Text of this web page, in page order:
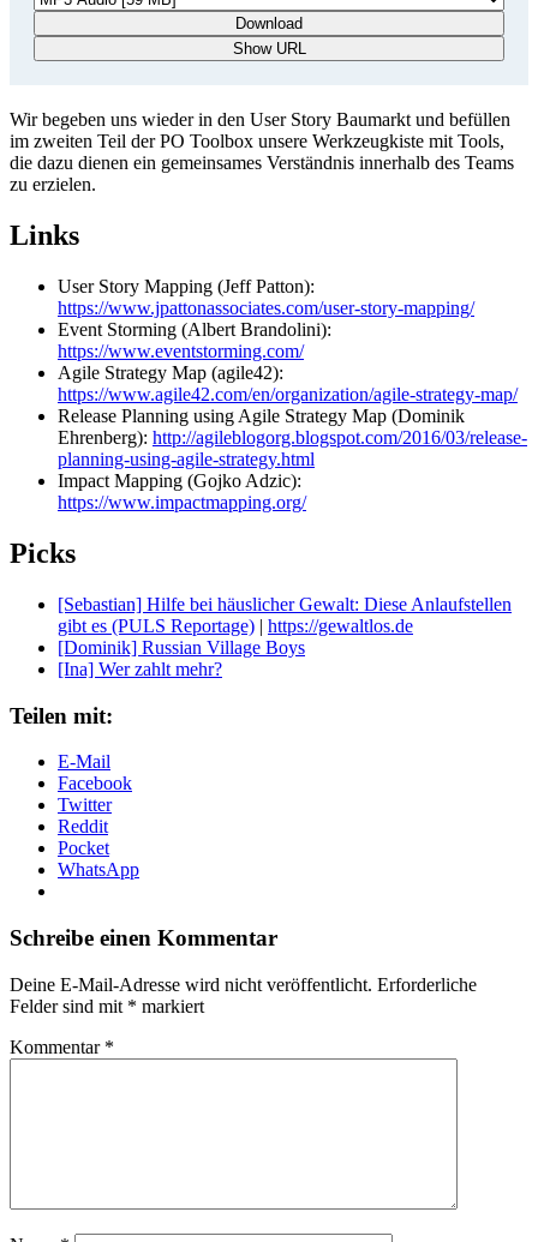
Download
Show URL
Wir begeben uns wieder in den User Story Baumarkt und befüllen
im zweiten Teil der PO Toolbox unsere Werkzeugkiste mit Tools,
die dazu dienen ein gemeinsames Verständnis innerhalb des Teams
zu erzielen.
Links
User Story Mapping (Jeff Patton):
https://www.jpattonassociates.com/user-story-mapping/
Event Storming (Albert Brandolini):
https://www.eventstorming.com/
Agile Strategy Map (agile42):
https://www.agile42.com/en/organization/agile-strategy-map/
Release Planning using Agile Strategy Map (Dominik
Ehrenberg): http://agileblogorg.blogspot.com/2016/03/release-
planning-using-agile-strategy.html
Impact Mapping (Gojko Adzic):
https://www.impactmapping.org/
Picks
[Sebastian] Hilfe bei häuslicher Gewalt: Diese Anlaufstellen
gibt es (PULS Reportage) | https://gewaltlos.de
[Dominik] Russian Village Boys
[Ina] Wer zahlt mehr?
Teilen mit:
E-Mail
Facebook
Twitter
Reddit
Pocket
WhatsApp
Schreibe einen Kommentar
Deine E-Mail-Adresse wird nicht veröffentlicht. Erforderliche
Felder sind mit * markiert
Kommentar *